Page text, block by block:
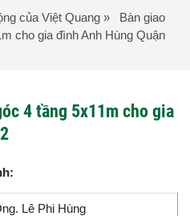
của Việt Quang » Bàn giao
cho gia đình Anh Hùng Quận
4 tầng 5x11m cho gia
Lê Phi Hùng